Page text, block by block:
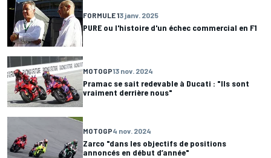
FORMULE 13 janv. 2025
PURE ou l'histoire d'un échec commercial en F1
MOTOGP13 nov. 2024
Pramac se sait redevable à Ducati : "Ils sont
vraiment derrière nous"
MOTOGP4 nov. 2024
Zarco "dans les objectifs de positions
annoncés en début d’année"